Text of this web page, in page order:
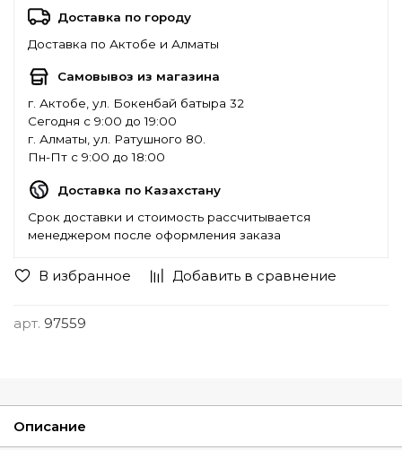
В избранное Добавить в сравнение
арт. 97559
Доставка по городу
Доставка по Актобе и Алматы
Самовывоз из магазина
г. Актобе, ул. Бокенбай батыра 32
Сегодня с 9:00 до 19:00
г. Алматы, ул. Ратушного 80.
Пн-Пт с 9:00 до 18:00
Доставка по Казахстану
Срок доставки и стоимость рассчитывается
менеджером после оформления заказа
Описание